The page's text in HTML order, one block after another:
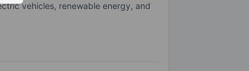
vehicles, renewable energy, and